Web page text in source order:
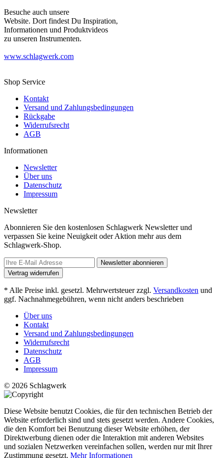
Besuche auch unsere
Website. Dort findest Du Inspiration,
Informationen und Produktvideos
zu unseren Instrumenten.
www.schlagwerk.com
Shop Service
Kontakt
Versand und Zahlungsbedingungen
Rückgabe
Widerrufsrecht
AGB
Informationen
Newsletter
Über uns
Datenschutz
Impressum
Newsletter
Abonnieren Sie den kostenlosen Schlagwerk Newsletter und
verpassen Sie keine Neuigkeit oder Aktion mehr aus dem
Schlagwerk-Shop.
Newsletter abonnieren
Vertrag widerrufen
* Alle Preise inkl. gesetzl. Mehrwertsteuer zzgl. Versandkosten und
ggf. Nachnahmegebühren, wenn nicht anders beschrieben
Über uns
Kontakt
Versand und Zahlungsbedingungen
Widerrufsrecht
Datenschutz
AGB
Impressum
© 2026 Schlagwerk
Diese Website benutzt Cookies, die für den technischen Betrieb der
Website erforderlich sind und stets gesetzt werden. Andere Cookies,
die den Komfort bei Benutzung dieser Website erhöhen, der
Direktwerbung dienen oder die Interaktion mit anderen Websites
und sozialen Netzwerken vereinfachen sollen, werden nur mit Ihrer
Zustimmung gesetzt. Mehr Informationen